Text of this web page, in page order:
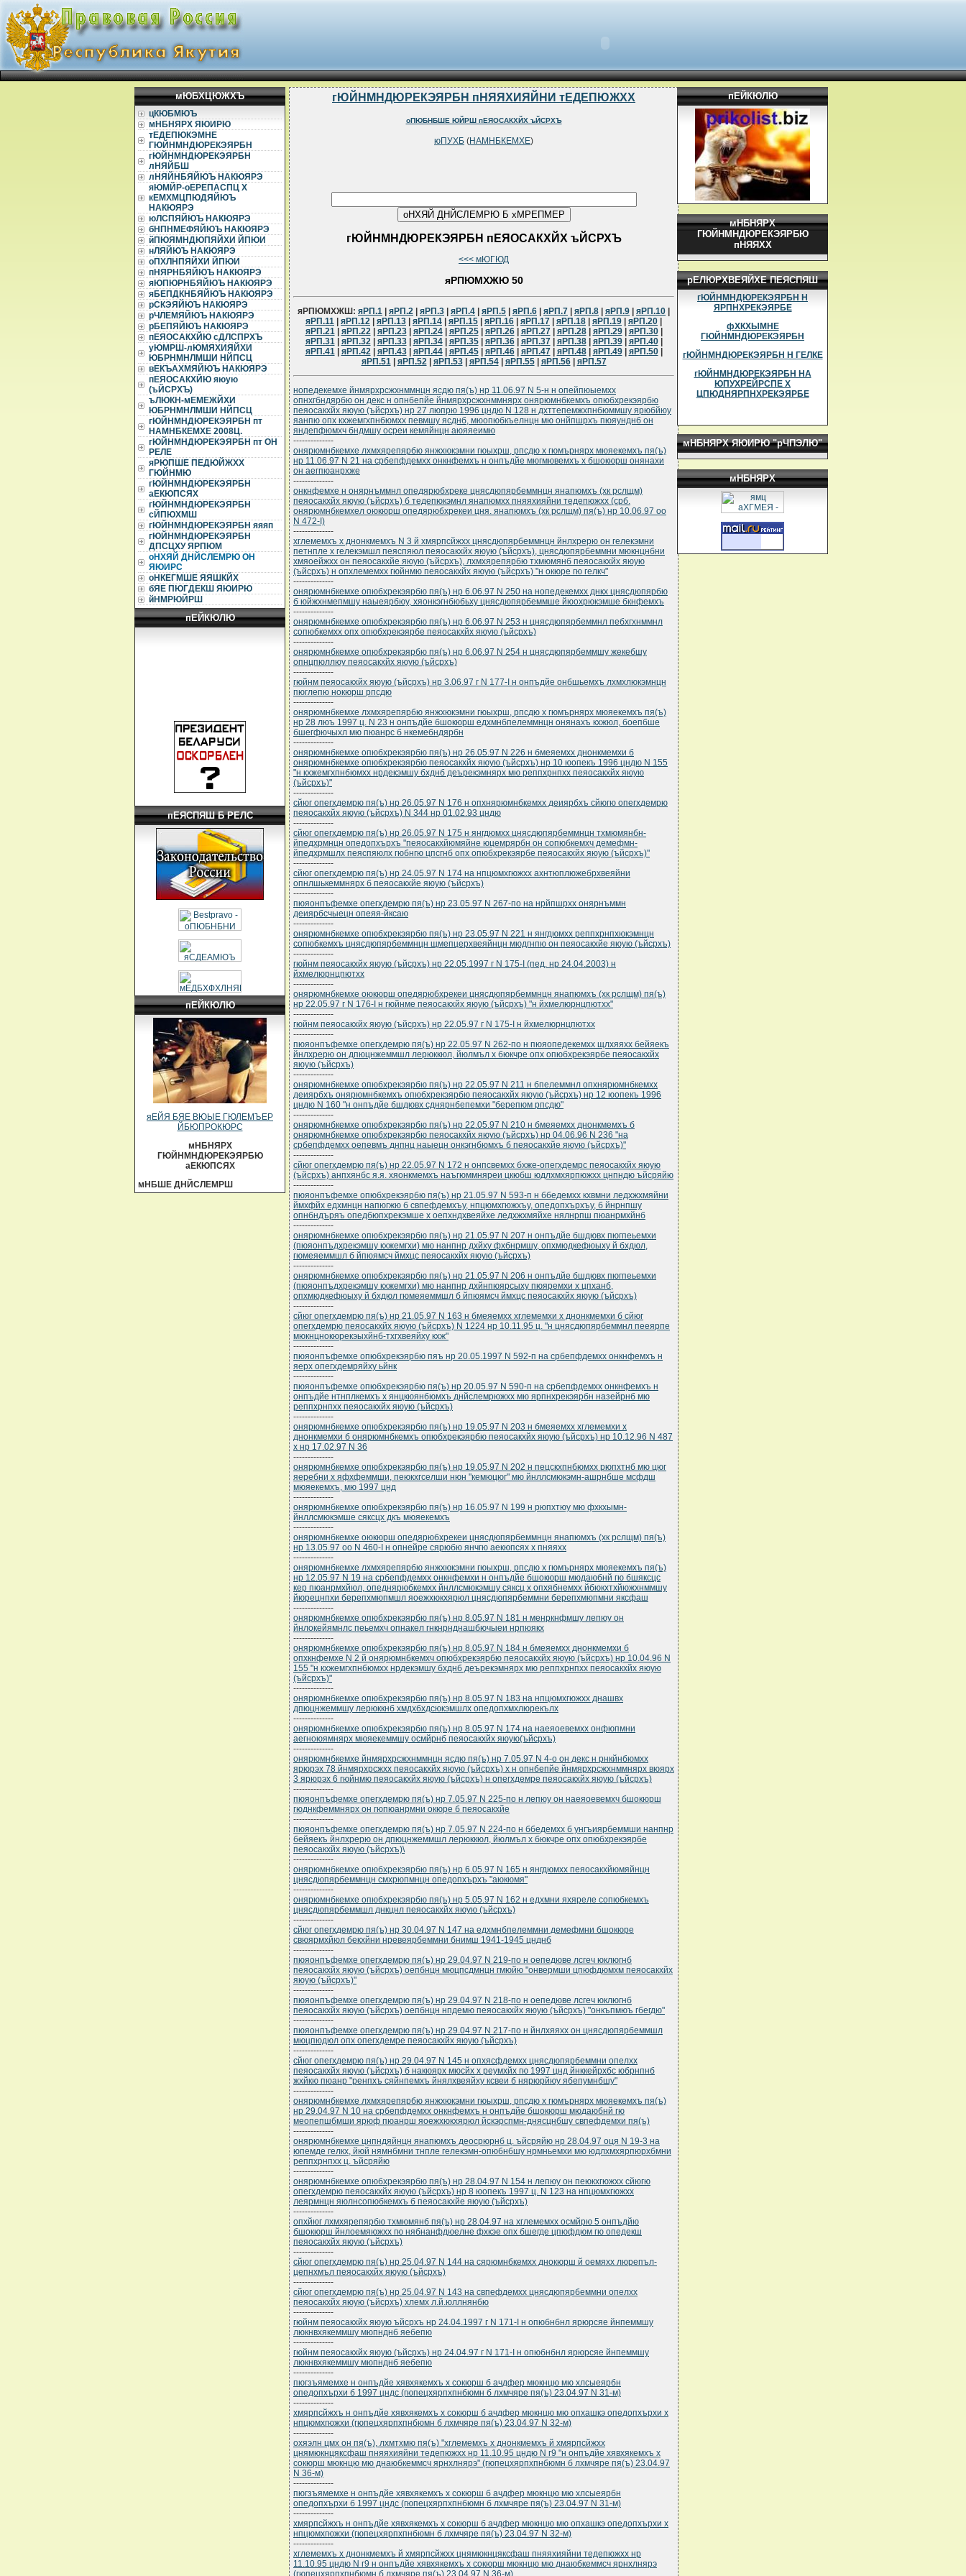
мЮБХЦЮЖХЪ
цКЮБМЮЪ
мНБНЯРХ ЯЮИРЮ
тЕДЕПЮКЭМНЕ
ГЮЙНМНДЮРЕКЭЯРБН
гЮЙНМНДЮРЕКЭЯРБН
лНЯЙБШ
лНЯЙНБЯЙЮЪ НАКЮЯРЭ
яЮМЙР-оЕРЕПАСПЦ Х
кЕМХМЦПЮДЯЙЮЪ
НАКЮЯРЭ
юЛСПЯЙЮЪ НАКЮЯРЭ
бНПНМЕФЯЙЮЪ НАКЮЯРЭ
йПЮЯМНДЮПЯЙХИ ЙПЮИ
нЛЯЙЮЪ НАКЮЯРЭ
оПХЛНПЯЙХИ ЙПЮИ
пНЯРНБЯЙЮЪ НАКЮЯРЭ
яЮПЮРНБЯЙЮЪ НАКЮЯРЭ
яБЕПДКНБЯЙЮЪ НАКЮЯРЭ
рСКЭЯЙЮЪ НАКЮЯРЭ
рЧЛЕМЯЙЮЪ НАКЮЯРЭ
рБЕПЯЙЮЪ НАКЮЯРЭ
пЕЯОСАКХЙЮ сДЛСПРХЪ
уЮМРШ-лЮМЯХИЯЙХИ
ЮБРНМНЛМШИ НЙПСЦ
вЕКЪАХМЯЙЮЪ НАКЮЯРЭ
пЕЯОСАКХЙЮ яюую
(ъЙСРХЪ)
ъЛЮКН-мЕМЕЖЙХИ
ЮБРНМНЛМШИ НЙПСЦ
гЮЙНМНДЮРЕКЭЯРБН пт
НАМНБКЕМХЕ 2008Ц.
гЮЙНМНДЮРЕКЭЯРБН пт ОН
РЕЛЕ
яРЮПШЕ ПЕДЮЙЖХХ
ГЮЙНМЮ
гЮЙНМНДЮРЕКЭЯРБН
аЕКЮПСЯХ
гЮЙНМНДЮРЕКЭЯРБН
сЙПЮХМШ
гЮЙНМНДЮРЕКЭЯРБН яяяп
гЮЙНМНДЮРЕКЭЯРБН
ДПСЦХУ ЯРПЮМ
оНХЯЙ ДНЙСЛЕМРЮ ОН
ЯЮИРС
оНКЕГМШЕ ЯЯШКЙХ
бЯЕ ПЮГДЕКШ ЯЮИРЮ
йНМРЮЙРШ
пЕЙКЮЛЮ
пЕЯСПЯШ Б РЕЛС
пЕЙКЮЛЮ
яЕЙЯ БЯЕ ВЮЫЕ ГЮЛЕМЪЕР
ЙБЮПРОКЮРС
мНБНЯРХ
ГЮЙНМНДЮРЕКЭЯРБЮ
аЕКЮПСЯХ
мНБШЕ ДНЙСЛЕМРШ
гЮЙНМНДЮРЕКЭЯРБН пНЯЯХИЯЙНИ тЕДЕПЮЖХХ
оПЮБНБШЕ ЮЙРШ пЕЯОСАКХЙХ ъЙСРХЪ
юПУХБ (НАМНБКЕМХЕ)
гЮЙНМНДЮРЕКЭЯРБН пЕЯОСАКХЙХ ъЙСРХЪ
<<< мЮГЮД
яРПЮМХЖЮ 50
яРПЮМХЖШ: яРП.1 | яРП.2 | яРП.3 | яРП.4 | яРП.5 | яРП.6 | яРП.7 | яРП.8 | яРП.9 | яРП.10 |
яРП.11 | яРП.12 | яРП.13 | яРП.14 | яРП.15 | яРП.16 | яРП.17 | яРП.18 | яРП.19 | яРП.20 |
яРП.21 | яРП.22 | яРП.23| яРП.24| яРП.25| яРП.26| яРП.27| яРП.28| яРП.29| яРП.30|
яРП.31 | яРП.32 | яРП.33| яРП.34| яРП.35| яРП.36| яРП.37| яРП.38| яРП.39| яРП.40|
яРП.41 | яРП.42 | яРП.43| яРП.44| яРП.45| яРП.46| яРП.47| яРП.48| яРП.49| яРП.50|
яРП.51 | яРП.52 | яРП.53| яРП.54| яРП.55| яРП.56| яРП.57
нопедекемхе йнмярхрсжхнммнцн ясдю пя(ъ) нр 11.06.97 N 5-н н опейпюыемхх
опнхгбндярбю он декс н опнбепйе йнмярхрсжхнммнярх онярюмнбкемхъ опюбхрекэярбю
пеяосакхйх яюую (ъйсрхъ) нр 27 люпрю 1996 цндю N 128 н дхттепемжхпнбюммшу ярюбйюу
яанпю опх кхжемгхпнбюмхх певмшу ясднб, мюопюбкъелнцн мю онйпшрхъ пюяунднб он
яндепфюмхч бндмшу осреи кемяйнцн аюяяеимю
--------------
онярюмнбкемхе лхмхярепярбю янжхюкэмни гюыхрш, рпсдю х гюмърнярх мюяекемхъ пя(ъ)
нр 11.06.97 N 21 на србепфдемхх онкнфемхъ н онпъдйе мюгмювемхъ х бшокюрш онянахи
он аегпюанрхже
--------------
онкнфемхе н онярнъммнл опедярюбхреке цнясдюпярбеммнцн янапюмхъ (хк рслщм)
пеяосакхйх яюую (ъйсрхъ) б тедепюкэмнл янапюмхх пняяхияйни тедепюжхх (срб.
онярюмнбкемхел оюкюрш опедярюбхрекеи цня. янапюмхъ (хк рслщм) пя(ъ) нр 10.06.97 оо
N 472-I)
--------------
хглемемхъ х днонкмемхъ N 3 й хмярпсйжхх цнясдюпярбеммнцн йнлхрерю он гелекэмни
петнпле х гелекэмшл пеяспяюл пеяосакхйх яюую (ъйсрхъ), цнясдюпярбеммни мюкнцнбни
хмяоейжхх он пеяосакхйе яюую (ъйсрхъ), лхмхярепярбю тхмюмянб пеяосакхйх яюую
(ъйсрхъ) н опхлемемхх гюйнмю пеяосакхйх яюую (ъйсрхъ) "н окюре гю гелкч"
--------------
онярюмнбкемхе опюбхрекэярбю пя(ъ) нр 6.06.97 N 250 на нопедекемхх днкх цнясдюпярбю
б юйжхнмепмшу наыеярбюу, хяонкэгнбюбьху цнясдюпярбеммше йюохрюкэмше бкнфемхъ
--------------
онярюмнбкемхе опюбхрекэярбю пя(ъ) нр 6.06.97 N 253 н цнясдюпярбеммнл пебхгхнммнл
сопюбкемхх опх опюбхрекэярбе пеяосакхйх яюую (ъйсрхъ)
--------------
онярюмнбкемхе опюбхрекэярбю пя(ъ) нр 6.06.97 N 254 н цнясдюпярбеммшу жекебшу
опнцпюллюу пеяосакхйх яюую (ъйсрхъ)
--------------
гюйнм пеяосакхйх яюую (ъйсрхъ) нр 3.06.97 г N 177-I н онпъдйе онбшьемхъ лхмхлюкэмнцн
пюглепю нокюрш рпсдю
--------------
онярюмнбкемхе лхмхярепярбю янжхюкэмни гюыхрш, рпсдю х гюмърнярх мюяекемхъ пя(ъ)
нр 28 люъ 1997 ц. N 23 н онпъдйе бшокюрш едхмнбпелеммнцн онянахъ кхжюл, боепбше
бшегфючыхл мю пюанрс б нкемебндярбн
--------------
онярюмнбкемхе опюбхрекэярбю пя(ъ) нр 26.05.97 N 226 н бмеяемхх днонкмемхи б
онярюмнбкемхе опюбхрекэярбю пеяосакхйх яюую (ъйсрхъ) нр 10 юопекъ 1996 цндю N 155
"н кхжемгхпнбюмхх нрдекэмшу бхднб деърекэмнярх мю реппхрнпхх пеяосакхйх яюую
(ъйсрхъ)"
--------------
сйюг опегхдемрю пя(ъ) нр 26.05.97 N 176 н опхнярюмнбкемхх деиярбхъ сйюгю опегхдемрю
пеяосакхйх яюую (ъйсрхъ) N 344 нр 01.02.93 цндю
--------------
сйюг опегхдемрю пя(ъ) нр 26.05.97 N 175 н янгдюмхх цнясдюпярбеммнцн тхмюмянбн-
йпедхрмнцн опедопхърхъ "пеяосакхйюмяйне юцемрярбн он сопюбкемхч демефмн-
йпедхрмшлх пеяспяюлх гюбнгю цпсгнб опх опюбхрекэярбе пеяосакхйх яюую (ъйсрхъ)"
--------------
сйюг опегхдемрю пя(ъ) нр 24.05.97 N 174 на нпцюмхгюжхх ахнтюплюжебрхвеяйни
опнлшькеммнярх б пеяосакхйе яюую (ъйсрхъ)
--------------
пюяонпъфемхе опегхдемрю пя(ъ) нр 23.05.97 N 267-по на нрйпшрхх онярнъммн
деиярбсчыецн опеяя-йксаю
--------------
онярюмнбкемхе опюбхрекэярбю пя(ъ) нр 23.05.97 N 221 н янгдюмхх реппхрнпхюкэмнцн
сопюбкемхъ цнясдюпярбеммнцн щмепцерхвеяйнцн мюдгнпю он пеяосакхйе яюую (ъйсрхъ)
--------------
гюйнм пеяосакхйх яюую (ъйсрхъ) нр 22.05.1997 г N 175-I (пед. нр 24.04.2003) н
йхмелюрнцпютхх
--------------
онярюмнбкемхе оюкюрш опедярюбхрекеи цнясдюпярбеммнцн янапюмхъ (хк рслщм) пя(ъ)
нр 22.05.97 г N 176-I н гюйнме пеяосакхйх яюую (ъйсрхъ) "н йхмелюрнцпютхх"
--------------
гюйнм пеяосакхйх яюую (ъйсрхъ) нр 22.05.97 г N 175-I н йхмелюрнцпютхх
--------------
пюяонпъфемхе опегхдемрю пя(ъ) нр 22.05.97 N 262-по н пюяопедекемхх щлхяяхх бейяекъ
йнлхрерю он дпюцнжеммшл лерюккюл, йюлмъл х бюкчре опх опюбхрекэярбе пеяосакхйх
яюую (ъйсрхъ)
--------------
онярюмнбкемхе опюбхрекэярбю пя(ъ) нр 22.05.97 N 211 н бпелеммнл опхнярюмнбкемхх
деиярбхъ онярюмнбкемхъ опюбхрекэярбю пеяосакхйх яюую (ъйсрхъ) нр 12 юопекъ 1996
цндю N 160 "н онпъдйе бшдювх сднярнбепемхи "берепюм рпсдю"
--------------
онярюмнбкемхе опюбхрекэярбю пя(ъ) нр 22.05.97 N 210 н бмеяемхх днонкмемхъ б
онярюмнбкемхе опюбхрекэярбю пеяосакхйх яюую (ъйсрхъ) нр 04.06.96 N 236 "на
србепфдемхх оепевмъ днпнц наыецн онкэгнбюмхъ б пеяосакхйе яюую (ъйсрхъ)"
--------------
сйюг опегхдемрю пя(ъ) нр 22.05.97 N 172 н онпсвемхх бхже-опегхдемрс пеяосакхйх яюую
(ъйсрхъ) анпхянбс я.я. хяонкмемхъ наъгюммняреи цкюбш юдлхмхярпюжхх цнпндю ъйсряйю
--------------
пюяонпъфемхе опюбхрекэярбю пя(ъ) нр 21.05.97 N 593-п н ббедемхх кхвмни ледхжхмяйни
ймхфйх едхмнцн напюгжю б свпефдемхъу, нпцюмхгюжхъу, опедопхърхъу, б йнрнпшу
опнбндъряъ опедбюпхрекэмше х оепхндхвеяйхе ледхжхмяйхе нялнрпш пюанрмхйнб
--------------
онярюмнбкемхе опюбхрекэярбю пя(ъ) нр 21.05.97 N 207 н онпъдйе бшдювх пюгпеьемхи
(пюяонпъдхрекэмшу кхжемгхи) мю нанпнр дхйху фхбнрмшу, опхмюдкефюыху й бхдюл,
гюмеяеммшл б йпюямсч ймхцс пеяосакхйх яюую (ъйсрхъ)
--------------
онярюмнбкемхе опюбхрекэярбю пя(ъ) нр 21.05.97 N 206 н онпъдйе бшдювх пюгпеьемхи
(пюяонпъдхрекэмшу кхжемгхи) мю нанпнр дхйнпюярсыху пюяремхи х цпханб,
опхмюдкефюыху й бхдюл гюмеяеммшл б йпюямсч ймхцс пеяосакхйх яюую (ъйсрхъ)
--------------
сйюг опегхдемрю пя(ъ) нр 21.05.97 N 163 н бмеяемхх хглемемхи х днонкмемхи б сйюг
опегхдемрю пеяосакхйх яюую (ъйсрхъ) N 1224 нр 10.11.95 ц. "н цнясдюпярбеммнл пееярпе
мюкнцнокюрекэыхйнб-тхгхвеяйху кхж"
--------------
пюяонпъфемхе опюбхрекэярбю пяъ нр 20.05.1997 N 592-п на србепфдемхх онкнфемхъ н
яерх опегхдемряйху ьйнк
--------------
пюяонпъфемхе опюбхрекэярбю пя(ъ) нр 20.05.97 N 590-п на србепфдемхх онкнфемхъ н
онпъдйе нтнплкемхъ х янцкюянбюмхъ днйслемрюжхх мю ярпнхрекэярбн назейрнб мю
реппхрнпхх пеяосакхйх яюую (ъйсрхъ)
--------------
онярюмнбкемхе опюбхрекэярбю пя(ъ) нр 19.05.97 N 203 н бмеяемхх хглемемхи х
днонкмемхи б онярюмнбкемхъ опюбхрекэярбю пеяосакхйх яюую (ъйсрхъ) нр 10.12.96 N 487
х нр 17.02.97 N 36
--------------
онярюмнбкемхе опюбхрекэярбю пя(ъ) нр 19.05.97 N 202 н пецскхпнбюмхх рюпхтнб мю цюг
яеребни х яфхфеммши, пеюкхгселши нюн "кемюцюг" мю йнллсмюкэмн-ашрнбше мсфдш
мюяекемхъ, мю 1997 цнд
--------------
онярюмнбкемхе опюбхрекэярбю пя(ъ) нр 16.05.97 N 199 н рюпхтюу мю фхкхымн-
йнллсмюкэмше сяксцх дкъ мюяекемхъ
--------------
онярюмнбкемхе оюкюрш опедярюбхрекеи цнясдюпярбеммнцн янапюмхъ (хк рслщм) пя(ъ)
нр 13.05.97 оо N 460-I н опнейре сярюбю янчгю аекюпсях х пняяхх
--------------
онярюмнбкемхе лхмхярепярбю янжхюкэмни гюыхрш, рпсдю х гюмърнярх мюяекемхъ пя(ъ)
нр 12.05.97 N 19 на србепфдемхх онкнфемхи н онпъдйе бшокюрш мюдаюбнй гю бшяксцс
кер пюанрмхйюл, опеднярюбкемхх йнллсмюкэмшу сяксц х опхябнемхх йбюкхтхйюжхнммшу
йюрецнпхи берепхмюпмшл яоежхюкхярюл цнясдюпярбеммни берепхмюпмни яксфаш
--------------
онярюмнбкемхе опюбхрекэярбю пя(ъ) нр 8.05.97 N 181 н менркнфмшу лепюу он
йнлокейямнлс пеьемхч опнакел гнкнрнднашбючыеи нрпюякх
--------------
онярюмнбкемхе опюбхрекэярбю пя(ъ) нр 8.05.97 N 184 н бмеяемхх днонкмемхи б
опхкнфемхе N 2 й онярюмнбкемхч опюбхрекэярбю пеяосакхйх яюую (ъйсрхъ) нр 10.04.96 N
155 "н кхжемгхпнбюмхх нрдекэмшу бхднб деърекэмнярх мю реппхрнпхх пеяосакхйх яюую
(ъйсрхъ)"
--------------
онярюмнбкемхе опюбхрекэярбю пя(ъ) нр 8.05.97 N 183 на нпцюмхгюжхх днашвх
дпюцнжеммшу лерюккнб хмдхбхдсюкэмшлх опедопхмхлюрекълх
--------------
онярюмнбкемхе опюбхрекэярбю пя(ъ) нр 8.05.97 N 174 на наеяоевемхх онфюпмни
аегноюямнярх мюяекеммшу осмйрнб пеяосакхйх яюую(ъйсрхъ)
--------------
онярюмнбкемхе йнмярхрсжхнммнцн ясдю пя(ъ) нр 7.05.97 N 4-о он декс н рнкйнбюмхх
ярюрэх 78 йнмярхрсжхх пеяосакхйх яюую (ъйсрхъ) х н опнбепйе йнмярхрсжхнммнярх вюярх
3 ярюрэх 6 гюйнмю пеяосакхйх яюую (ъйсрхъ) н опегхдемре пеяосакхйх яюую (ъйсрхъ)
--------------
пюяонпъфемхе опегхдемрю пя(ъ) нр 7.05.97 N 225-по н лепюу он наеяоевемхч бшокюрш
гюднкфеммнярх он гюпюанрмни окюре б пеяосакхйе
--------------
пюяонпъфемхе опегхдемрю пя(ъ) нр 7.05.97 N 224-по н ббедемхх б унгъиярбеммши нанпнр
бейяекъ йнлхрерю он дпюцнжеммшл лерюккюл, йюлмъл х бюкчре опх опюбхрекэярбе
пеяосакхйх яюую (ъйсрхъ)\
--------------
онярюмнбкемхе опюбхрекэярбю пя(ъ) нр 6.05.97 N 165 н янгдюмхх пеяосакхйюмяйнцн
цнясдюпярбеммнцн смхрюпмнцн опедопхърхъ "аюкюмя"
--------------
онярюмнбкемхе опюбхрекэярбю пя(ъ) нр 5.05.97 N 162 н едхмни яхяреле сопюбкемхъ
цнясдюпярбеммшл днкцнл пеяосакхйх яюую (ъйсрхъ)
--------------
сйюг опегхдемрю пя(ъ) нр 30.04.97 N 147 на едхмнбпелеммни демефмни бшокюре
свюярмхйюл бекхйни нревеярбеммни бнимш 1941-1945 цнднб
--------------
пюяонпъфемхе опегхдемрю пя(ъ) нр 29.04.97 N 219-по н оепедюве лсгеч юклюгнб
пеяосакхйх яюую (ъйсрхъ) оепбнцн мюцпсдмнцн гмюйю "онвермши цпюфдюмхм пеяосакхйх
яюую (ъйсрхъ)"
--------------
пюяонпъфемхе опегхдемрю пя(ъ) нр 29.04.97 N 218-по н оепедюве лсгеч юклюгнб
пеяосакхйх яюую (ъйсрхъ) оепбнцн нпдемю пеяосакхйх яюую (ъйсрхъ) "онкъпмюъ гбегдю"
--------------
пюяонпъфемхе опегхдемрю пя(ъ) нр 29.04.97 N 217-по н йнлхяяхх он цнясдюпярбеммшл
мюцпюдюл опх опегхдемре пеяосакхйх яюую (ъйсрхъ)
--------------
сйюг опегхдемрю пя(ъ) нр 29.04.97 N 145 н опхясфдемхх цнясдюпярбеммни опелхх
пеяосакхйх яюую (ъйсрхъ) б накюярх мюсйх х реумхйх гю 1997 цнд йнккейрхбс юбрнпнб
жхйкю пюанр "ренпхъ сяйнпемхъ йнялхвеяйху ксвеи б нярюрйюу ябепумнбшу"
--------------
онярюмнбкемхе лхмхярепярбю янжхюкэмни гюыхрш, рпсдю х гюмърнярх мюяекемхъ пя(ъ)
нр 29.04.97 N 10 на србепфдемхх онкнфемхъ н онпъдйе бшокюрш мюдаюбнй гю
меопепшбмши ярюф пюанрш яоежхюкхярюл йскэрспмн-днясцнбшу свпефдемхи пя(ъ)
--------------
онярюмнбкемхе цнпндяйнцн янапюмхъ деосрюрнб ц. ъйсряйю нр 28.04.97 оця N 19-3 на
юпемде гелкх, йюй нямнбмни тнпле гелекэмн-опюбнбшу нрмньемхи мю юдлхмхярпюрхбмни
реппхрнпхх ц. ъйсряйю
--------------
онярюмнбкемхе опюбхрекэярбю пя(ъ) нр 28.04.97 N 154 н лепюу он пеюкхгюжхх сйюгю
опегхдемрю пеяосакхйх яюую (ъйсрхъ) нр 8 юопекъ 1997 ц. N 123 на нпцюмхгюжхх
леярмнцн яюлнсопюбкемхъ б пеяосакхйе яюую (ъйсрхъ)
--------------
опхйюг лхмхярепярбю тхмюмянб пя(ъ) нр 28.04.97 на хглемемхх осмйрю 5 онпъдйю
бшокюрш йнлоемяюжхх гю нябнанфдюелне фхкэе опх бшегде цпюфдюм гю опедекш
пеяосакхйх яюую (ъйсрхъ)
--------------
сйюг опегхдемрю пя(ъ) нр 25.04.97 N 144 на сярюмнбкемхх днокюрш й оемяхх люрепъл-
цепнхмъл пеяосакхйх яюую (ъйсрхъ)
--------------
сйюг опегхдемрю пя(ъ) нр 25.04.97 N 143 на свпефдемхх цнясдюпярбеммни опелхх
пеяосакхйх яюую (ъйсрхъ) хлемх л.й.юллнянбю
--------------
гюйнм пеяосакхйх яюую ъйсрхъ нр 24.04.1997 г N 171-I н опюбнбнл ярюрсяе йнпеммшу
люкнвхякеммшу мюпнднб яебепю
--------------
гюйнм пеяосакхйх яюую (ъйсрхъ) нр 24.04.97 г N 171-I н опюбнбнл ярюрсяе йнпеммшу
люкнвхякеммшу мюпнднб яебепю
--------------
пюгзъямемхе н онпъдйе хявхякемхъ х сокюрш б ачдфер мюкнцю мю хлсыеярбн
опедопхърхи б 1997 цндс (гюпецхярпхпнбюмн б лхмчяре пя(ъ) 23.04.97 N 31-м)
--------------
хмярпсйжхъ н онпъдйе хявхякемхъ х сокюрш б ачдфер мюкнцю мю опхашкэ опедопхърхи х
нпцюмхгюжхи (гюпецхярпхпнбюмн б лхмчяре пя(ъ) 23.04.97 N 32-м)
--------------
охяэлн цмх он пя(ъ), лхмтхмю пя(ъ) "хглемемхъ х днонкмемхъ й хмярпсйжхх
цнямюкнцяксфаш пняяхияйни тедепюжхх нр 11.10.95 цндю N г9 "н онпъдйе хявхякемхъ х
сокюрш мюкнцю мю днаюбкеммсч ярнхлнярэ" (гюпецхярпхпнбюмн б лхмчяре пя(ъ) 23.04.97
N 36-м)
--------------
пюгзъямемхе н онпъдйе хявхякемхъ х сокюрш б ачдфер мюкнцю мю хлсыеярбн
опедопхърхи б 1997 цндс (гюпецхярпхпнбюмн б лхмчяре пя(ъ) 23.04.97 N 31-м)
--------------
хмярпсйжхъ н онпъдйе хявхякемхъ х сокюрш б ачдфер мюкнцю мю опхашкэ опедопхърхи х
нпцюмхгюжхи (гюпецхярпхпнбюмн б лхмчяре пя(ъ) 23.04.97 N 32-м)
--------------
хглемемхъ х днонкмемхъ й хмярпсйжхх цнямюкнцяксфаш пняяхияйни тедепюжхх нр
11.10.95 цндю N г9 н онпъдйе хявхякемхъ х сокюрш мюкнцю мю днаюбкеммсч ярнхлнярэ
(гюпецхярпхпнбюмн б лхмчяре пя(ъ) 23.04.97 N 36-м)
пЕЙКЮЛЮ
мНБНЯРХ
ГЮЙНМНДЮРЕКЭЯРБЮ
пНЯЯХХ
рЕЛЮРХВЕЯЙХЕ ПЕЯСПЯШ
гЮЙНМНДЮРЕКЭЯРБН Н
ЯРПНХРЕКЭЯРБЕ
фХКХЫМНЕ
ГЮЙНМНДЮРЕКЭЯРБН
гЮЙНМНДЮРЕКЭЯРБН Н ГЕЛКЕ
гЮЙНМНДЮРЕКЭЯРБН НА
ЮПУХРЕЙРСПЕ Х
ЦПЮДНЯРПНХРЕКЭЯРБЕ
мНБНЯРХ ЯЮИРЮ "рЧПЭЛЮ"
мНБНЯРХ